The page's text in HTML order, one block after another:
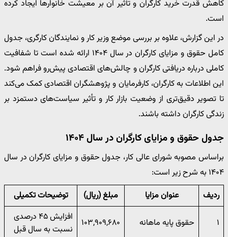
کاهش قدرت خرید کارگران و تأثیر آن بر معیشت خانوارها ایجاد کرده
است.
در این گزارش، علاوه بر بررسی موضع وزیر کار و نمایندگان کارگری، جدول
کامل حقوق و مزایای کارگران در سال ۱۴۰۴ ارائه شده است تا شفافیت
کاملی درباره دریافتی کارگران و چالش‌های اقتصادی پیش‌رو فراهم شود.
این اطلاعات به کارگران، کارفرمایان و پژوهشگران اقتصادی کمک می‌کند
تا تصویر دقیق‌تری از وضعیت بازار کار و تأثیر سیاست‌های دستمزد بر
زندگی کارگران داشته باشند.
جدول حقوق و مزایای کارگران در سال ۱۴۰۴
براساس مصوبه شورای عالی کار، جدول حقوق و مزایای کارگران در سال
۱۴۰۴ به شرح زیر است:
ردیف
عنوان مزایا مبلغ (ریال) توضیحات تکمیلی
۱ حقوق پایه ماهانه ۱۰۳,۹۰۹,۶۸۰
افزایش ۴۵ درصدی
نسبت به سال قبل